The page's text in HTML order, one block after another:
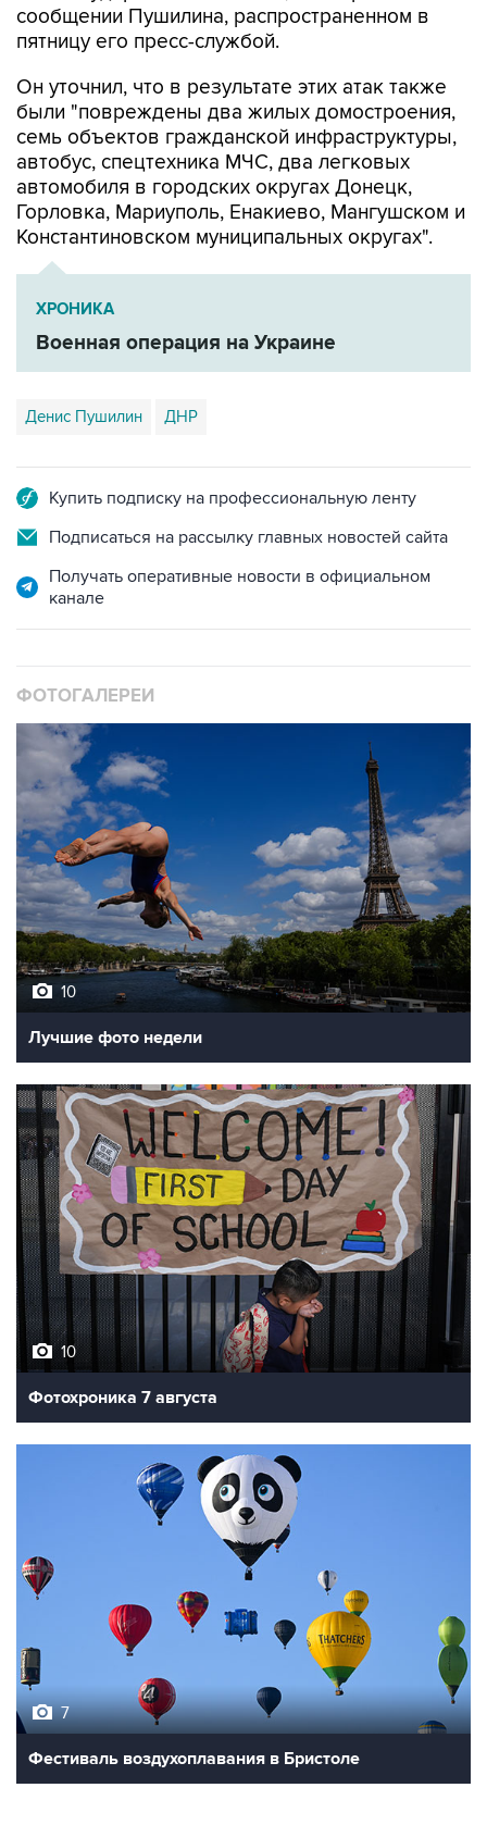
сообщении Пушилина, распространенном в
пятницу его пресс-службой.
Он уточнил, что в результате этих атак также
были "повреждены два жилых домостроения,
семь объектов гражданской инфраструктуры,
автобус, спецтехника МЧС, два легковых
автомобиля в городских округах Донецк,
Горловка, Мариуполь, Енакиево, Мангушском и
Константиновском муниципальных округах".
ХРОНИКА
Военная операция на Украине
Денис Пушилин ДНР
Купить подписку на профессиональную ленту
Подписаться на рассылку главных новостей сайта
Получать оперативные новости в официальном
канале
ФОТОГАЛЕРЕИ
10
Лучшие фото недели
10
Фотохроника 7 августа
7
Фестиваль воздухоплавания в Бристоле